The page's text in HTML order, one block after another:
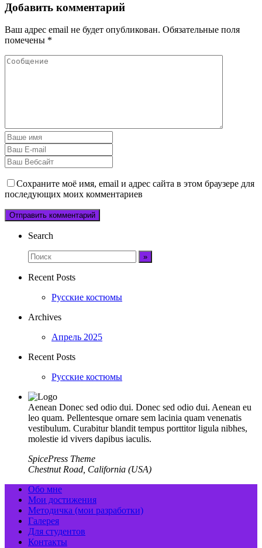
Добавить комментарий
Ваш адрес email не будет опубликован. Обязательные поля
помечены *
Сохраните моё имя, email и адрес сайта в этом браузере для
последующих моих комментариев
Search
Recent Posts
Русские костюмы
Archives
Апрель 2025
Recent Posts
Русские костюмы
Aenean Donec sed odio dui. Donec sed odio dui. Aenean eu
leo quam. Pellentesque ornare sem lacinia quam venenatis
vestibulum. Curabitur blandit tempus porttitor ligula nibhes,
molestie id vivers dapibus iaculis.
SpicePress Theme
Chestnut Road, California (USA)
Обо мне
Мои достижения
Методичка (мои разработки)
Галерея
Для студентов
Контакты